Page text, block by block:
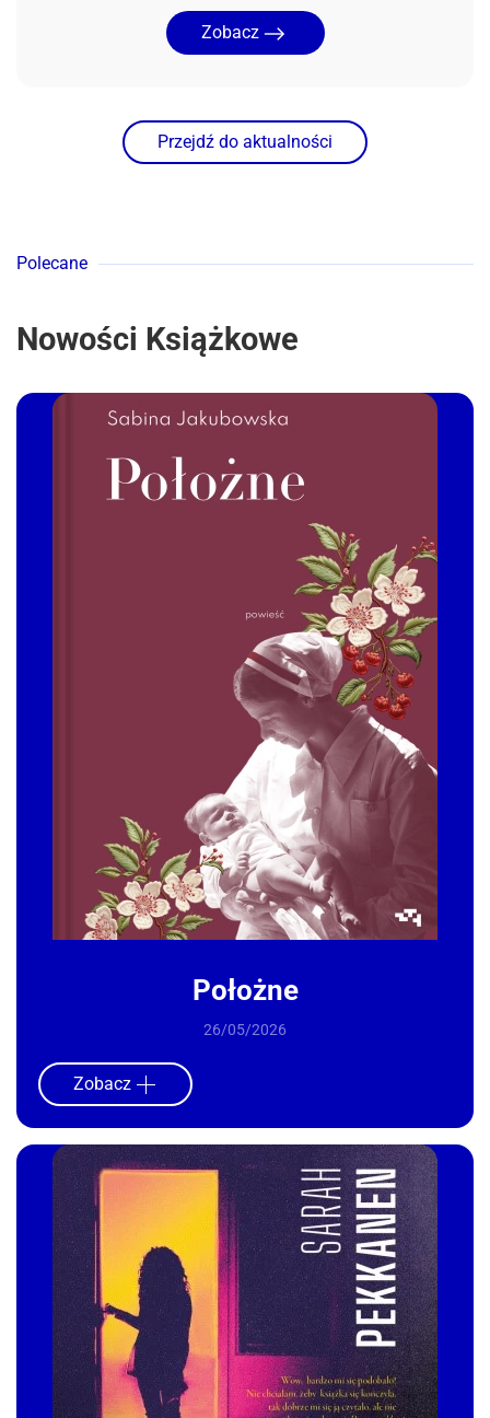
Zobacz
Przejdź do aktualności
Polecane
Nowości Książkowe
Położne
26/05/2026
Zobacz